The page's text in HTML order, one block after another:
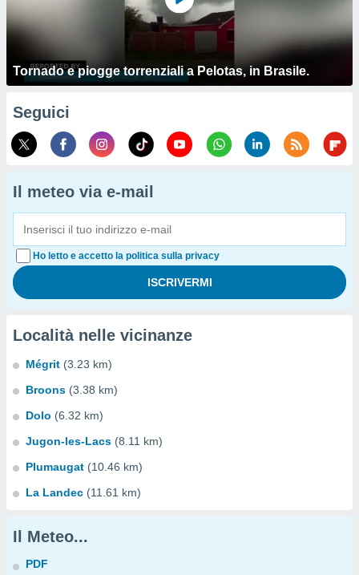
Tornado e piogge torrenziali a Pelotas, in Brasile.
Seguici
Il meteo via e-mail
Ho letto e accetto la politica sulla privacy
Località nelle vicinanze
Mégrit (3.23 km)
Broons (3.38 km)
Dolo (6.32 km)
Jugon-les-Lacs (8.11 km)
Plumaugat (10.46 km)
La Landec (11.61 km)
Il Meteo...
PDF